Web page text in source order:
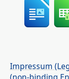
Impressum